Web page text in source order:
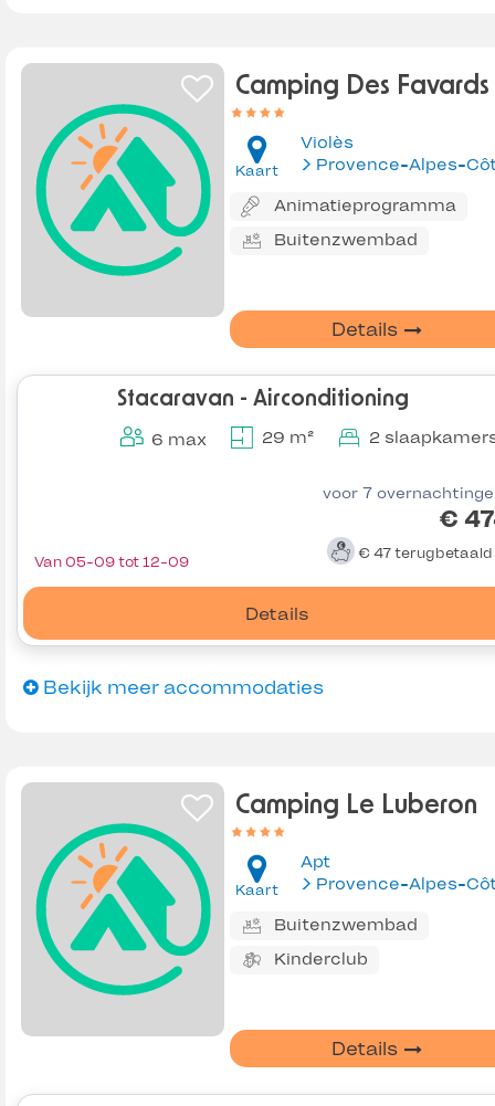
Camping Des Favards
Kaart
Violès
Animatieprogramma
Buitenzwembad
Details
Stacaravan - Airconditioning
6 max 29 m² 2
voor 7
€
€ 47 terugbetaald
Details
Van 05-09 tot 12-09
Bekijk meer accommodaties
Camping Le Luberon
Kaart
Apt
Buitenzwembad
Kinderclub
Details